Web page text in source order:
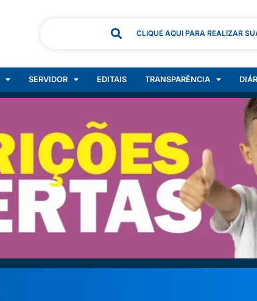
CLIQUE AQUI PARA REALIZAR
SERVIDOR EDITAIS TRANSPARÊNCIA